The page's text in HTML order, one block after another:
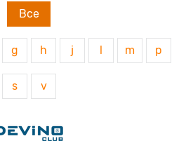
Все
g h j m p
s v